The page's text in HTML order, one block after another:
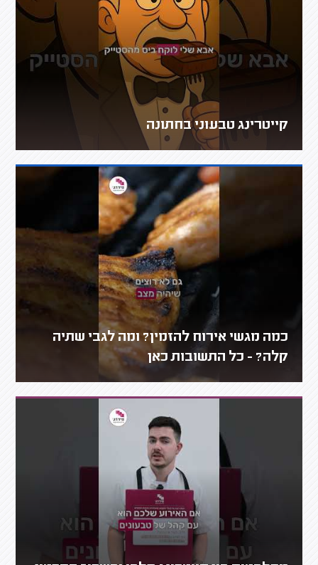
קייטרינג טבעוני בחתונה
כמה מגשי אירוח להזמין? ומה לגבי שתיה
קלה? - כל התשובות כאן